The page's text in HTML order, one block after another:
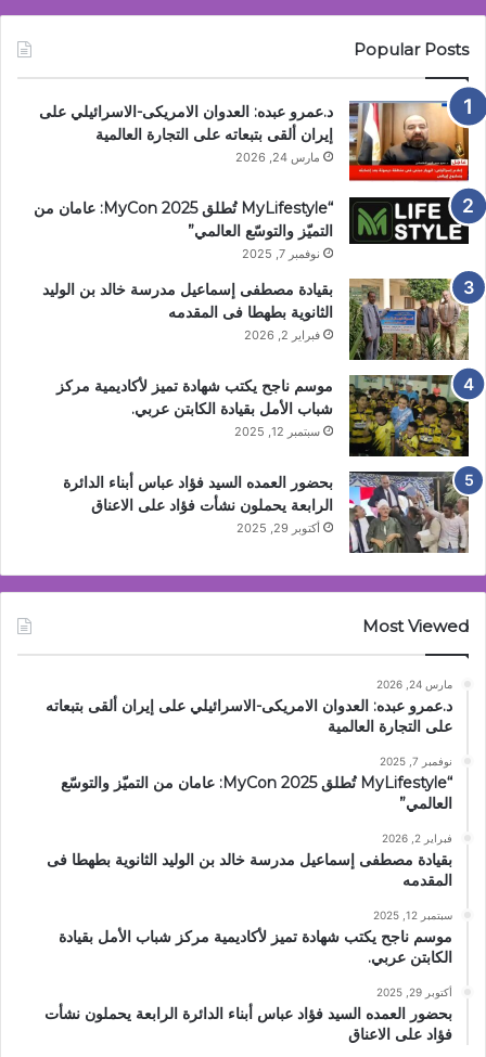
Popular Posts
د.عمرو عبده: العدوان الامريكى-الاسرائيلي على
إيران ألقى بتبعاته على التجارة العالمية
مارس 24, 2026
“MyLifestyle تُطلق MyCon 2025: عامان من
التميّز والتوسّع العالمي”
نوفمبر 7, 2025
بقيادة مصطفى إسماعيل مدرسة خالد بن الوليد
الثانوية بطهطا فى المقدمه
فبراير 2, 2026
موسم ناجح يكتب شهادة تميز لأكاديمية مركز
شباب الأمل بقيادة الكابتن عربي.
سبتمبر 12, 2025
بحضور العمده السيد فؤاد عباس أبناء الدائرة
الرابعة يحملون نشأت فؤاد على الاعناق
أكتوبر 29, 2025
Most Viewed
مارس 24, 2026
د.عمرو عبده: العدوان الامريكى-الاسرائيلي على إيران ألقى بتبعاته
على التجارة العالمية
نوفمبر 7, 2025
“MyLifestyle تُطلق MyCon 2025: عامان من التميّز والتوسّع
العالمي”
فبراير 2, 2026
بقيادة مصطفى إسماعيل مدرسة خالد بن الوليد الثانوية بطهطا فى
المقدمه
سبتمبر 12, 2025
موسم ناجح يكتب شهادة تميز لأكاديمية مركز شباب الأمل بقيادة
الكابتن عربي.
أكتوبر 29, 2025
بحضور العمده السيد فؤاد عباس أبناء الدائرة الرابعة يحملون نشأت
فؤاد على الاعناق